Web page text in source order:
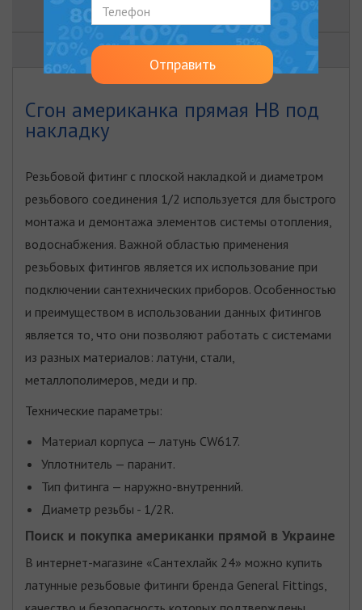
ХАРАКТЕРИСТИКИ
ОТЗЫВЫ (0)
Сгон американка прямая НВ под
накладку
Резьбовой фитинг с плоской накладкой и диаметром
резьбового соединения 1/2 используется для быстрого
монтажа и демонтажа элементов системы отопления,
водоснабжения. Важной областью применения
резьбовых фитингов является их использование при
подключении сантехнических приборов. Особенностью
и преимуществом в использовании данных фитингов
является то, что они позволяют работать с системами
из разных материалов: латуни, стали,
металлополимеров, меди и пр.
Технические параметры:
Материал корпуса — латунь CW617.
Уплотнитель — паранит.
Тип фитинга — наружно-внутренний.
Диаметр резьбы - 1/2R.
Поиск и покупка американки прямой в Украине
В интернет-магазине «Сантехлайк 24» можно купить
латунные резьбовые фитинги бренда General Fittings,
Отправить